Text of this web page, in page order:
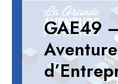
GAE49
Aventure